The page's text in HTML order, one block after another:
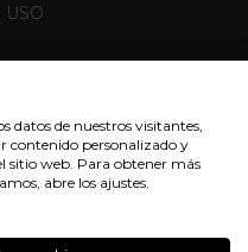
datos de nuestros visitantes,
contenido personalizado y
sitio web. Para obtener más
abre los ajustes.